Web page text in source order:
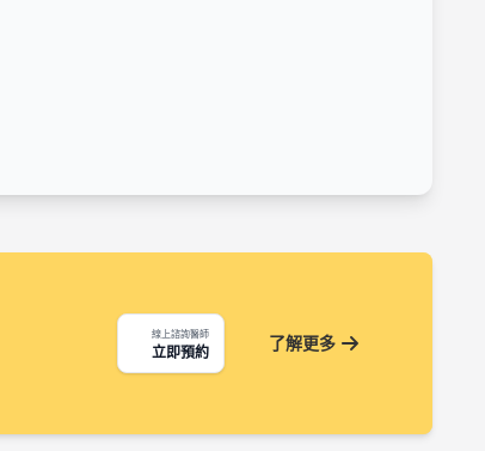
線上諮詢醫師
立即預約 了解更多